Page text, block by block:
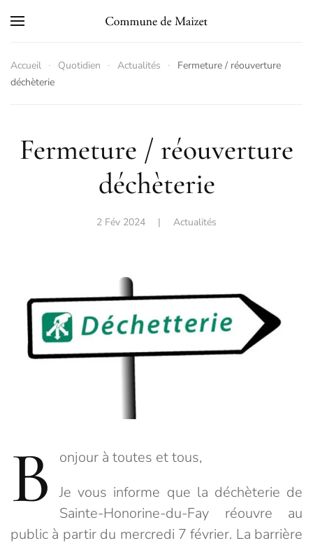
Accueil Quotidien Actualités
Fermeture / réouverture
déchèterie
Fermeture / réouverture
déchèterie
2 Fév 2024 | Actualités
B
onjour à toutes et tous,
Je vous informe que la déchèterie de
Sainte-Honorine-du-Fay réouvre au
public à partir du mercredi 7 février. La barrière